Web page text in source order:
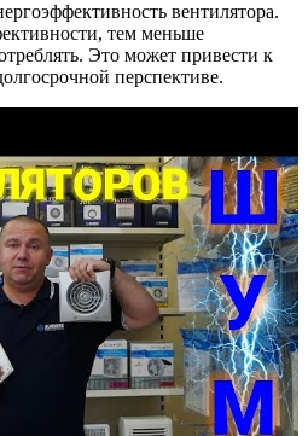
вентилятора.
тем меньше
Это может привести к
перспективе.